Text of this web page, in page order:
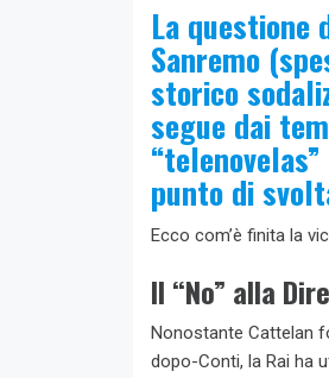
La questione
Sanremo
storico
segue dai
punto di
Ecco com’è finita la
Il “No” alla
Nonostante Cattelan
dopo-Conti, la Rai ha